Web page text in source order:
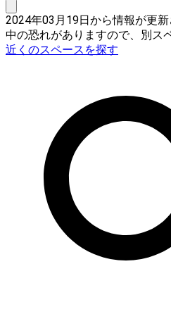
2024年03月19日から情報が更
中の恐れがありますので、別ス
近くのスペースを探す